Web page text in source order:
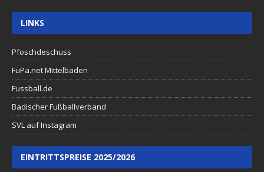
LINKS
Pfoschdeschuss
FuPa.net Mittelbaden
Fussball.de
Badischer Fußballverband
SVL auf Instagram
EINTRITTSPREISE 2025/2026